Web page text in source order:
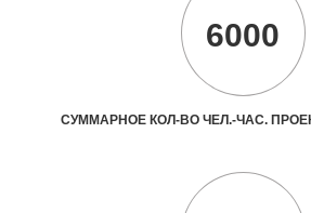
6000
СУММАРНОЕ КОЛ-ВО ЧЕЛ.-ЧАС.